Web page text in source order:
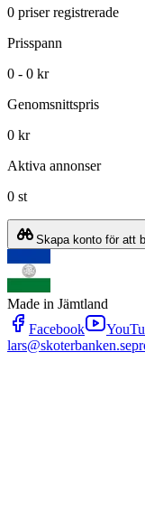
0 priser registrerade
Prisspann
0 - 0 kr
Genomsnittspris
0 kr
Aktiva annonser
0 st
Skapa konto för att
Made in Jämtland
Facebook
lars@skoterbanken.se